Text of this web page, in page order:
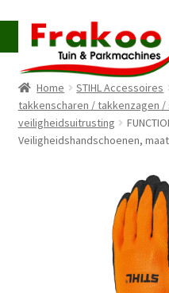
Ga
door
naar
navigatie
Ga
naar
de
inhoudHomepage
Verkoop en Reparatie
Home STIHL Accessoires
takkenscharen / takkenzagen /
veiligheidsuitrusting
Veiligheidshandschoenen,